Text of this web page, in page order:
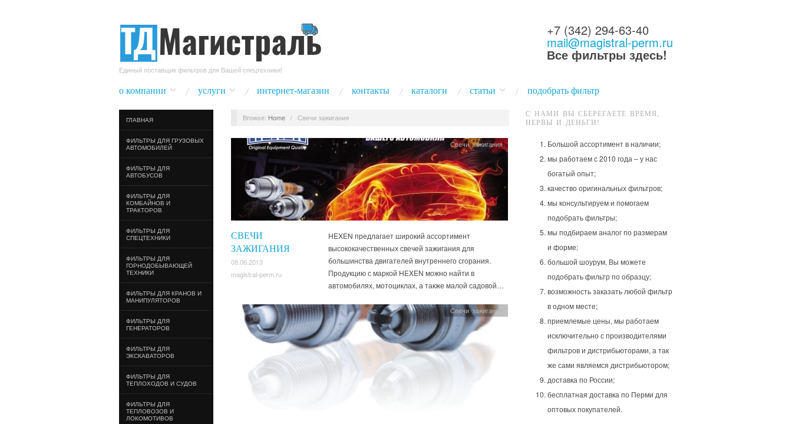
Единый поставщик фильтров для Вашей спецтехники!
+7 (342) 294-63-40
mail@magistral-perm.ru
Все фильтры здесь!
о компании услуги интернет-магазин контакты каталоги статьи подобрать фильтр
ГЛАВНАЯ
ФИЛЬТРЫ ДЛЯ ГРУЗОВЫХ
АВТОМОБИЛЕЙ
ФИЛЬТРЫ ДЛЯ
АВТОБУСОВ
ФИЛЬТРЫ ДЛЯ
КОМБАЙНОВ И
ТРАКТОРОВ
ФИЛЬТРЫ ДЛЯ
СПЕЦТЕХНИКИ
ФИЛЬТРЫ ДЛЯ
ГОРНОДОБЫВАЮЩЕЙ
ТЕХНИКИ
ФИЛЬТРЫ ДЛЯ КРАНОВ И
МАНИПУЛЯТОРОВ
ФИЛЬТРЫ ДЛЯ
ГЕНЕРАТОРОВ
ФИЛЬТРЫ ДЛЯ
ЭКСКАВАТОРОВ
ФИЛЬТРЫ ДЛЯ
ТЕПЛОХОДОВ И СУДОВ
ФИЛЬТРЫ ДЛЯ
ТЕПЛОВОЗОВ И
ЛОКОМОТИВОВ
Browse: Home / Свечи зажигания
СВЕЧИ
ЗАЖИГАНИЯ
08.06.2013
magistral-perm.ru
Свечи зажигания
HEXEN предлагает широкий ассортимент
высококачественных свечей зажигания для
большинства двигателей внутреннего сгорания.
Продукцию с маркой HEXEN можно найти в
автомобилях, мотоциклах, а также малой садовой…
Свечи зажигания
С НАМИ ВЫ СБЕРЕГАЕТЕ ВРЕМЯ,
НЕРВЫ И ДЕНЬГИ!
Большой ассортимент в наличии;
мы работаем с 2010 года – у нас
богатый опыт;
качество оригинальных фильтров;
мы консультируем и помогаем
подобрать фильтры;
мы подбираем аналог по размерам
и форме;
большой шоурум, Вы можете
подобрать фильтр по образцу;
возможность заказать любой фильтр
в одном месте;
приемлемые цены, мы работаем
исключительно с производителями
фильтров и дистрибьюторами, а так
же сами являемся дистрибьютором;
доставка по России;
бесплатная доставка по Перми для
оптовых покупателей.